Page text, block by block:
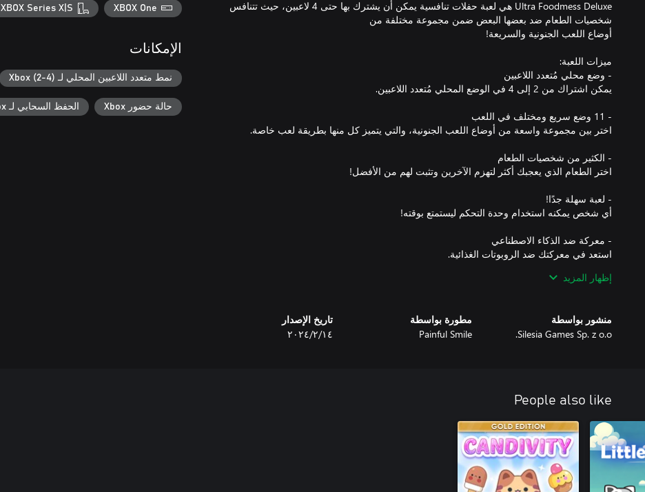
Ultra Foodmess Deluxe هي لعبة حفلات تنافسية يمكن أن يشترك بها حتى 4 لاعبين، حيث تتنافس
إظهار المزيد
منشور بواسطة
Silesia Games Sp. z o.o.
مطورة بواسطة
Painful Smile
تاريخ الإصدار
١٤‏/٢‏/٢٠٢٤
XBOX One
XBOX Series X|S
الإمكانات
نمط متعدد اللاعبين المحلي لـ Xbox (2-4)
حالة حضور Xbox الحفظ السحابي لـ Xbox
People also like